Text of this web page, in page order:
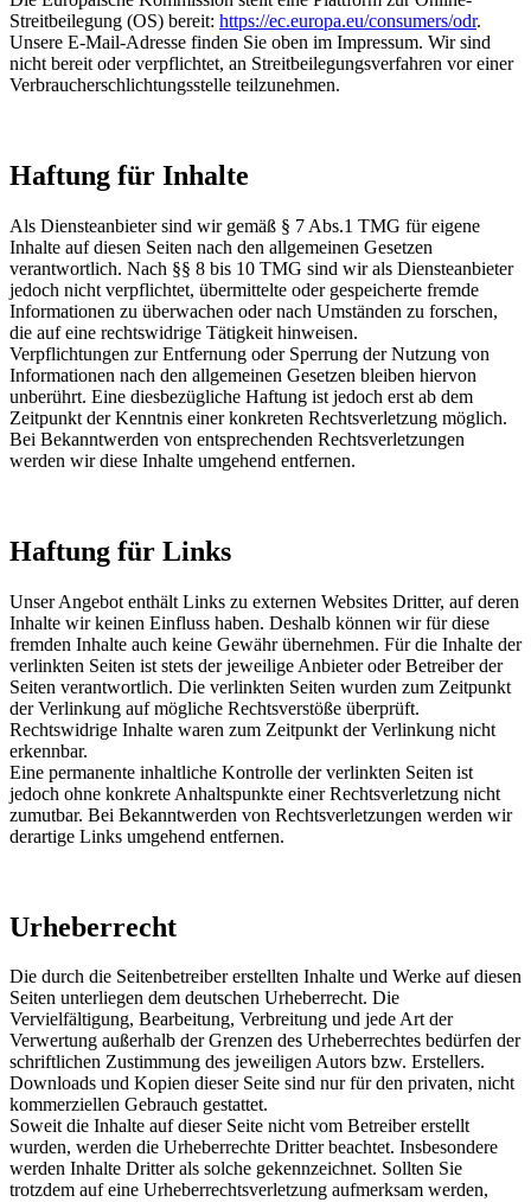
Streitbeilegung (OS) bereit: https://ec.europa.eu/consumers/odr.
Unsere E-Mail-Adresse finden Sie oben im Impressum. Wir sind
nicht bereit oder verpflichtet, an Streitbeilegungsverfahren vor einer
Verbraucherschlichtungsstelle teilzunehmen.
Haftung für Inhalte
Als Diensteanbieter sind wir gemäß § 7 Abs.1 TMG für eigene
Inhalte auf diesen Seiten nach den allgemeinen Gesetzen
verantwortlich. Nach §§ 8 bis 10 TMG sind wir als Diensteanbieter
jedoch nicht verpflichtet, übermittelte oder gespeicherte fremde
Informationen zu überwachen oder nach Umständen zu forschen,
die auf eine rechtswidrige Tätigkeit hinweisen.
Verpflichtungen zur Entfernung oder Sperrung der Nutzung von
Informationen nach den allgemeinen Gesetzen bleiben hiervon
unberührt. Eine diesbezügliche Haftung ist jedoch erst ab dem
Zeitpunkt der Kenntnis einer konkreten Rechtsverletzung möglich.
Bei Bekanntwerden von entsprechenden Rechtsverletzungen
werden wir diese Inhalte umgehend entfernen.
Haftung für Links
Unser Angebot enthält Links zu externen Websites Dritter, auf deren
Inhalte wir keinen Einfluss haben. Deshalb können wir für diese
fremden Inhalte auch keine Gewähr übernehmen. Für die Inhalte der
verlinkten Seiten ist stets der jeweilige Anbieter oder Betreiber der
Seiten verantwortlich. Die verlinkten Seiten wurden zum Zeitpunkt
der Verlinkung auf mögliche Rechtsverstöße überprüft.
Rechtswidrige Inhalte waren zum Zeitpunkt der Verlinkung nicht
erkennbar.
Eine permanente inhaltliche Kontrolle der verlinkten Seiten ist
jedoch ohne konkrete Anhaltspunkte einer Rechtsverletzung nicht
zumutbar. Bei Bekanntwerden von Rechtsverletzungen werden wir
derartige Links umgehend entfernen.
Urheberrecht
Die durch die Seitenbetreiber erstellten Inhalte und Werke auf diesen
Seiten unterliegen dem deutschen Urheberrecht. Die
Vervielfältigung, Bearbeitung, Verbreitung und jede Art der
Verwertung außerhalb der Grenzen des Urheberrechtes bedürfen der
schriftlichen Zustimmung des jeweiligen Autors bzw. Erstellers.
Downloads und Kopien dieser Seite sind nur für den privaten, nicht
kommerziellen Gebrauch gestattet.
Soweit die Inhalte auf dieser Seite nicht vom Betreiber erstellt
wurden, werden die Urheberrechte Dritter beachtet. Insbesondere
werden Inhalte Dritter als solche gekennzeichnet. Sollten Sie
trotzdem auf eine Urheberrechtsverletzung aufmerksam werden,